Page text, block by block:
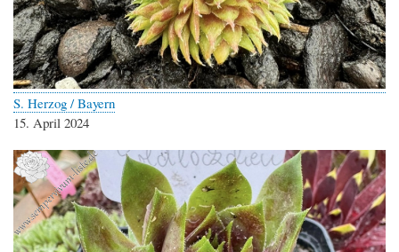
S. Herzog / Bayern
15. April 2024